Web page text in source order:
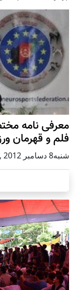
معرفی نامه
فلم و قهرمان
شنبه8 دسامبر 2012 ,